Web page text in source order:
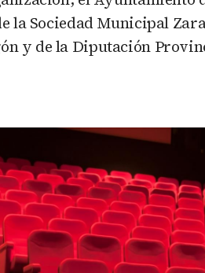
la Sociedad Municipal
y de la Diputación